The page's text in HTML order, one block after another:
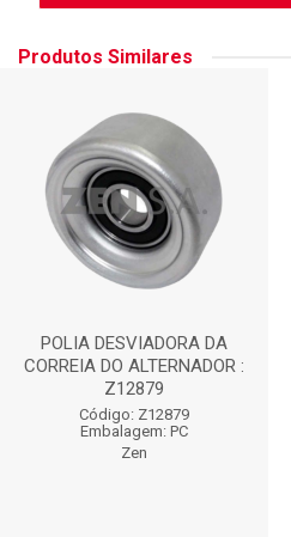
Produtos Similares
POLIA DESVIADORA DA
CORREIA DO ALTERNADOR :
Z12879
Código: Z12879
Embalagem: PC
Zen